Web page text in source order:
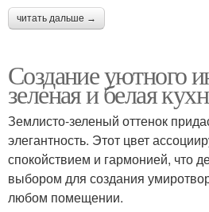
читать дальше →
Создание уютного
зеленая и белая
Землисто-зеленый оттенок
элегантность. Этот цвет
спокойствием и гармонией, что
выбором для создания
любом помещении.